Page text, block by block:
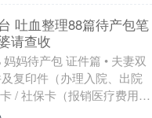
吐血整理88篇待产包笔
请查收
妈待产包 证件篇 • 夫妻双
复印件（办理入院、出院
/ 社保卡（报销医疗费用，
否支持异地报销） ....